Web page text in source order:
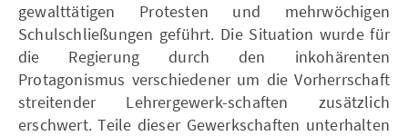
gewalttätigen Protesten und mehrwöchigen
Schulschließungen geführt. Die Situation wurde für
die Regierung durch den inkohärenten
Protagonismus verschiedener um die Vorherrschaft
streitender Lehrergewerk-schaften zusätzlich
erschwert. Teile dieser Gewerkschaften unterhalten